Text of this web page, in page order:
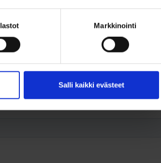
Markkinointi
Salli kaikki evästeet